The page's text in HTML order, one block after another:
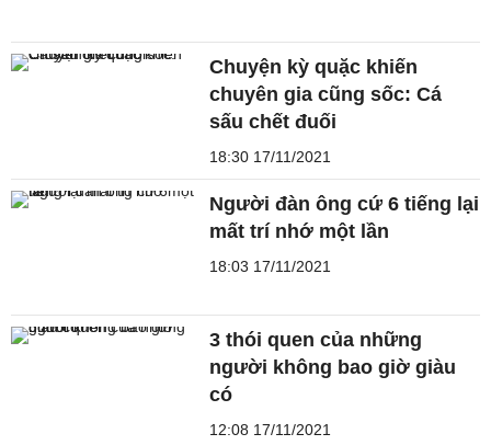
Chuyện kỳ quặc khiến
chuyên gia cũng sốc: Cá
sấu chết đuối
18:30 17/11/2021
Người đàn ông cứ 6 tiếng lại
mất trí nhớ một lần
18:03 17/11/2021
3 thói quen của những
người không bao giờ giàu
có
12:08 17/11/2021